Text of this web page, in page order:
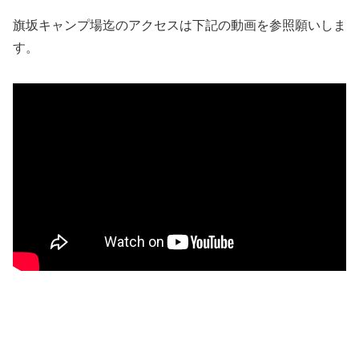
旗坂キャンプ場迄のアクセスは下記の動画を参照願いしま
す。